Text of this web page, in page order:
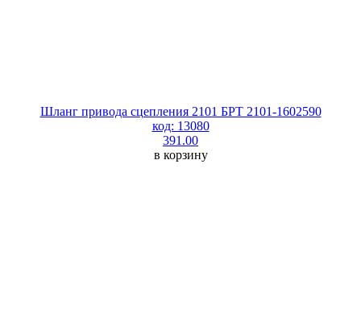
Шланг привода сцепления 2101 БРТ 2101-1602590
код: 13080
391.00
в корзину